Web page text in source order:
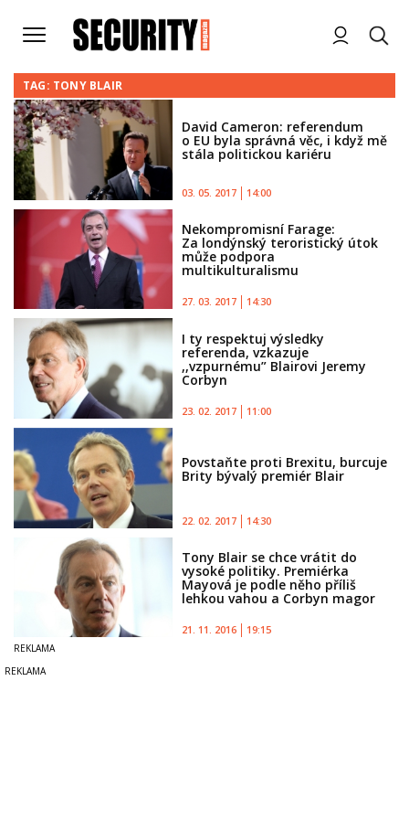
TAG: TONY BLAIR
David Cameron: referendum
o EU byla správná věc, i když mě
stála politickou kariéru
03. 05. 2017 14:00
Nekompromisní Farage:
Za londýnský teroristický útok
může podpora
multikulturalismu
27. 03. 2017 14:30
I ty respektuj výsledky
referenda, vzkazuje
,,vzpurnému” Blairovi Jeremy
Corbyn
23. 02. 2017 11:00
Povstaňte proti Brexitu, burcuje
Brity bývalý premiér Blair
22. 02. 2017 14:30
Tony Blair se chce vrátit do
vysoké politiky. Premiérka
Mayová je podle něho příliš
lehkou vahou a Corbyn magor
21. 11. 2016 19:15